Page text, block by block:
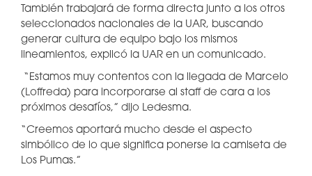
También trabajará de forma directa junto a los otros
seleccionados nacionales de la UAR, buscando
generar cultura de equipo bajo los mismos
lineamientos, explicó la UAR en un comunicado.
“Estamos muy contentos con la llegada de Marcelo
(Loffreda) para incorporarse al staff de cara a los
próximos desafíos,” dijo Ledesma.
“Creemos aportará mucho desde el aspecto
simbólico de lo que significa ponerse la camiseta de
Los Pumas.”